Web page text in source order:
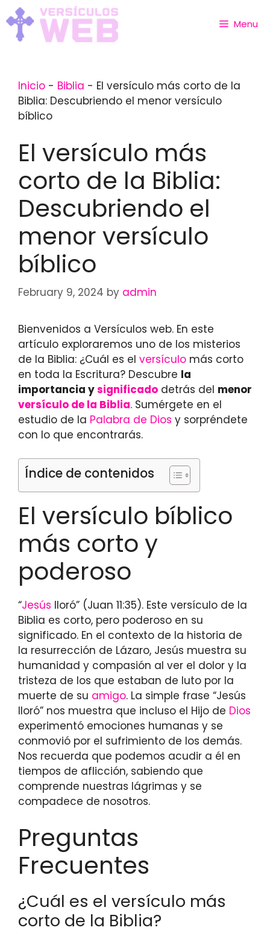
Skip
to
content
Menu
Inicio - Biblia - El versículo más corto de la
Biblia: Descubriendo el menor versículo
bíblico
El versículo más
corto de la Biblia:
Descubriendo el
menor versículo
bíblico
February 9, 2024 by admin
Bienvenidos a Versículos web. En este
artículo exploraremos uno de los misterios
de la Biblia: ¿Cuál es el versículo más corto
en toda la Escritura? Descubre la
importancia ysignificado detrás del menor
versículo de la Biblia. Sumérgete en el
estudio de la Palabra de Dios y sorpréndete
con lo que encontrarás.
Índice de contenidos
El versículo bíblico
más corto y
poderoso
“Jesús lloró” (Juan 11:35). Este versículo de la
Biblia es corto, pero poderoso en su
significado. En el contexto de la historia de
la resurrección de Lázaro, Jesús muestra su
humanidad y compasión al ver el dolor y la
tristeza de los que estaban de luto por la
muerte de su amigo. La simple frase “Jesús
lloró” nos muestra que incluso el Hijo de Dios
experimentó emociones humanas y se
conmovió por el sufrimiento de los demás.
Nos recuerda que podemos acudir a él en
tiempos de aflicción, sabiendo que
comprende nuestras lágrimas y se
compadece de nosotros.
Preguntas
Frecuentes
¿Cuál es el versículo más
corto de la Biblia?